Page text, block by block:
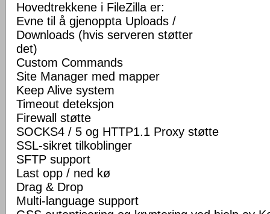
Hovedtrekkene i FileZilla er:
Evne til å gjenoppta Uploads /
Downloads (hvis serveren støtter
det)
Custom Commands
Site Manager med mapper
Keep Alive system
Timeout deteksjon
Firewall støtte
SOCKS4 / 5 og HTTP1.1 Proxy støtte
SSL-sikret tilkoblinger
SFTP support
Last opp / ned kø
Drag & Drop
Multi-language support